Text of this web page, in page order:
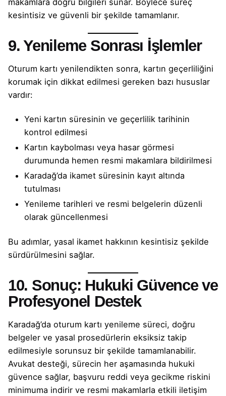
kesintisiz ve güvenli bir şekilde tamamlanır.
9. Yenileme Sonrası İşlemler
Oturum kartı yenilendikten sonra, kartın geçerliliğini
korumak için dikkat edilmesi gereken bazı hususlar
vardır:
Yeni kartın süresinin ve geçerlilik tarihinin
kontrol edilmesi
Kartın kaybolması veya hasar görmesi
durumunda hemen resmi makamlara bildirilmesi
Karadağ’da ikamet süresinin kayıt altında
tutulması
Yenileme tarihleri ve resmi belgelerin düzenli
olarak güncellenmesi
Bu adımlar, yasal ikamet hakkının kesintisiz şekilde
sürdürülmesini sağlar.
10. Sonuç: Hukuki Güvence ve
Profesyonel Destek
Karadağ’da oturum kartı yenileme süreci, doğru
belgeler ve yasal prosedürlerin eksiksiz takip
edilmesiyle sorunsuz bir şekilde tamamlanabilir.
Avukat desteği, sürecin her aşamasında hukuki
güvence sağlar, başvuru reddi veya gecikme riskini
minimuma indirir ve resmi makamlarla etkili iletişim